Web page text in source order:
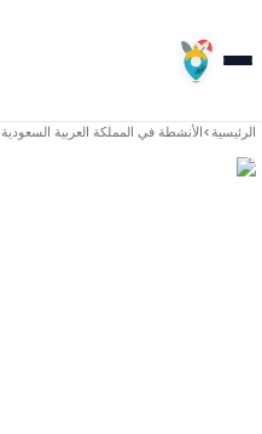
الرئيسية>الأنشطة في المملكة العربية السعودية